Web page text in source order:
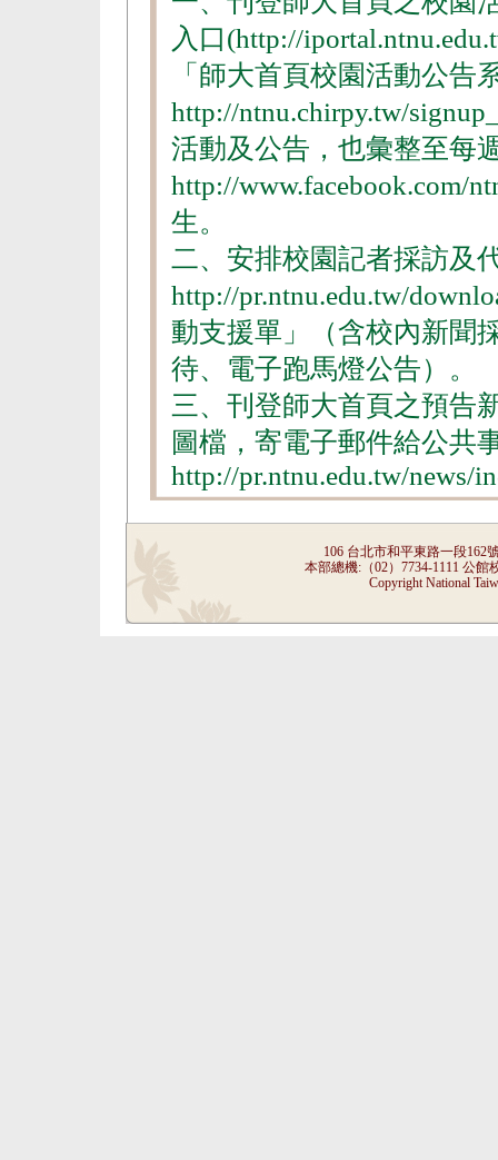
入口(http://
「師大首頁校園活動公告
http://ntnu.chirpy.tw/
活動及公告，也彙整至每
http://www.facebook.com/
生。
二、安排校園記者採訪及
http://pr.ntnu.edu.tw/
動支援單」（含校內新聞
待、電子跑馬燈公告）。
三、刊登師大首頁之預告
圖檔，寄電子郵件給公共
http://pr.ntnu.edu.tw/news/
106 台北市和平東路一段162號
本部總機:（02）7734-1111 公
Copyright National